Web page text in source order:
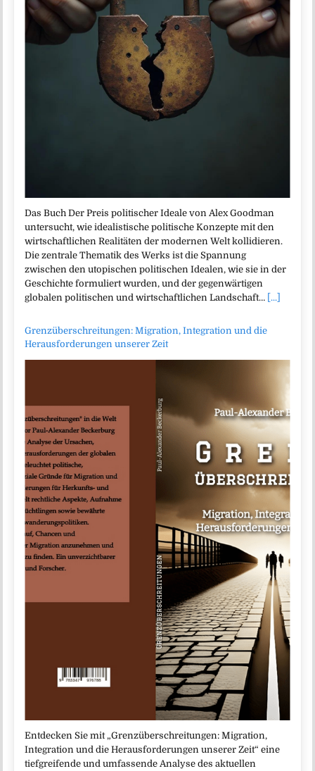
Das Buch Der Preis politischer Ideale von Alex Goodman
untersucht, wie idealistische politische Konzepte mit den
wirtschaftlichen Realitäten der modernen Welt kollidieren.
Die zentrale Thematik des Werks ist die Spannung
zwischen den utopischen politischen Idealen, wie sie in der
Geschichte formuliert wurden, und der gegenwärtigen
globalen politischen und wirtschaftlichen Landschaft… [...]
Grenzüberschreitungen: Migration, Integration und die
Herausforderungen unserer Zeit
Entdecken Sie mit „Grenzüberschreitungen: Migration,
Integration und die Herausforderungen unserer Zeit“ eine
tiefgreifende und umfassende Analyse des aktuellen